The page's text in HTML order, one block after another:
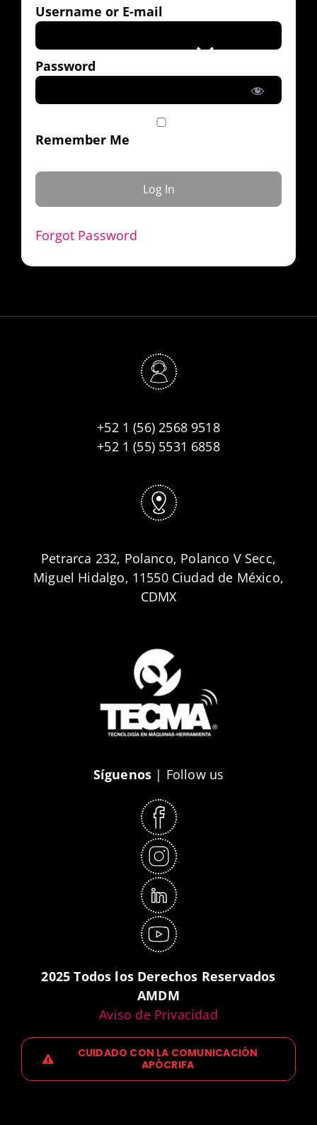
Username or E-mail
Password
Remember Me
Forgot Password
+52 1 (56) 2568 9518
+52 1 (55) 5531 6858
Petrarca 232, Polanco, Polanco V Secc,
Miguel Hidalgo, 11550 Ciudad de México,
CDMX
Síguenos | Follow us
2025 Todos los Derechos Reservados
AMDM
Aviso de Privacidad
CUIDADO CON LA COMUNICACIÓN
APÓCRIFA